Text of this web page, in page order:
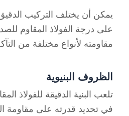
يمكن أن يختلف التركيب الدقيق
على درجة الفولاذ المقاوم
مقاومته لأنواع مختلفة من
الظروف البنيوية
تلعب البنية الدقيقة للفولاذ
في تحديد قدرته على مقاومة